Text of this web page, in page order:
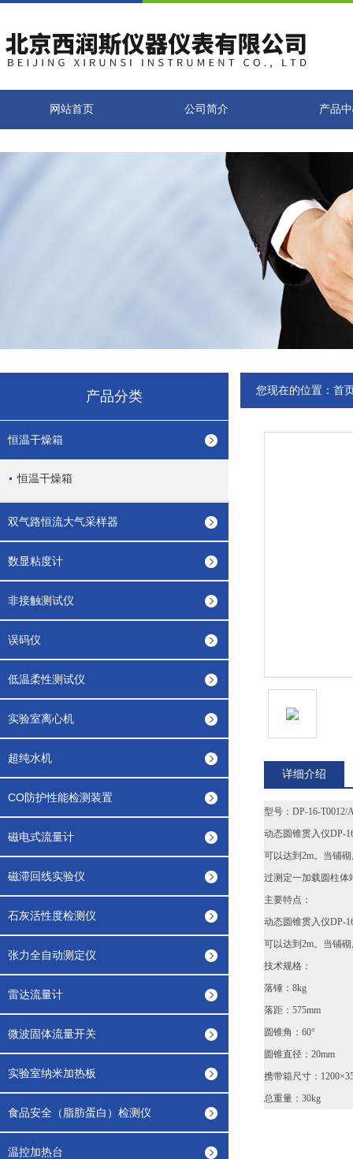
网站首页 公司简介 产品
产品分类
恒温干燥箱
恒温干燥箱
双气路恒流大气采样器
数显粘度计
非接触测试仪
误码仪
低温柔性测试仪
实验室离心机
超纯水机
CO防护性能检测装置
磁电式流量计
磁滞回线实验仪
石灰活性度检测仪
张力全自动测定仪
雷达流量计
微波固体流量开关
实验室纳米加热板
食品安全（脂肪蛋白）检测仪
温控加热台
您现在的位置： 首
详细介绍
型号：DP-16-T0012/
动态圆锥贯入仪DP-
可以达到2m。当铺
过测定一加载圆柱体
主要特点：
动态圆锥贯入仪DP-
可以达到2m。当铺
技术规格：
落锤：8kg
落距：575mm
圆锥角：60°
圆锥直径：20mm
携带箱尺寸：
总重量：30kg